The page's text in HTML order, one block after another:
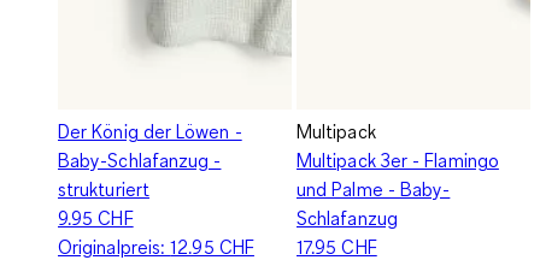
Der König der Löwen -
Baby-Schlafanzug -
strukturiert
9.95 CHF
Originalpreis:12.95 CHF
Multipack
Multipack 3er - Flamingo
und Palme - Baby-
Schlafanzug
17.95 CHF